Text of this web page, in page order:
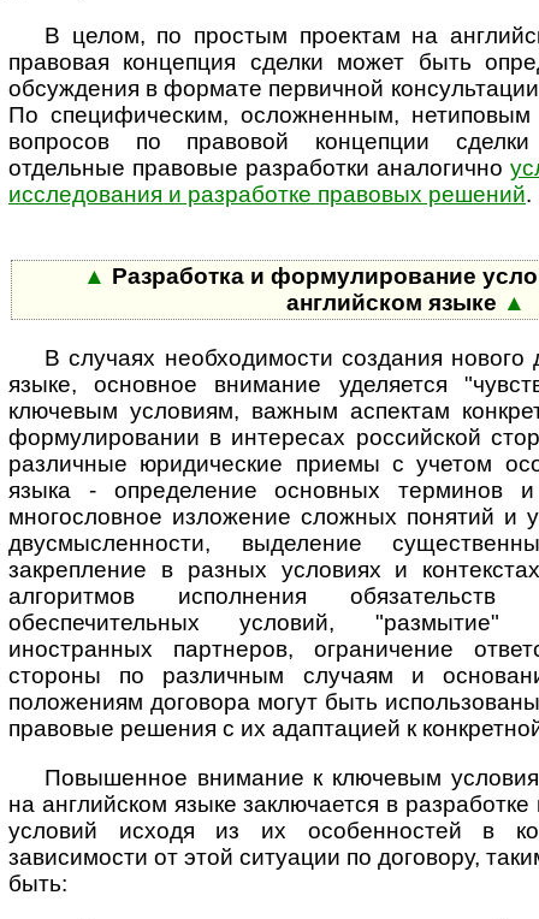
В целом, по простым проектам на
правовая концепция сделки может быть
обсуждения в формате первичной
По специфическим, осложненным,
вопросов по правовой концепции сделки
отдельные правовые разработки аналогично
исследования и разработке правовых решений.
▲ Разработка и формулирование
английском языке ▲
В случаях необходимости создания нового
языке, основное внимание уделяется
ключевым условиям, важным аспектам
фор­му­ли­ро­ва­нии в интересах российской
различные юридические приемы с учетом
языка - определение основных терминов
многословное изложение сложных понятий и
двусмысленности, выделение
закрепление в разных условиях и
алгоритмов исполнения
обеспечительных условий, "размытие"
иностранных партнеров, ограничение
стороны по различным случаям и
положениям договора могут быть
правовые решения с их адаптацией к
Повышенное внимание к ключевым
на английском языке заключается в
условий исходя из их особенностей в
зависимости от этой ситуации по договору,
быть: